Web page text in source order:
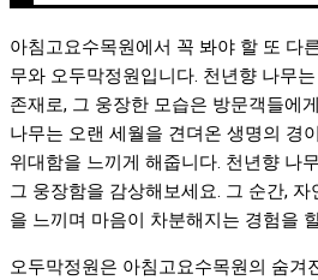
아침고요수목원에서 꼭 봐야 할 또 다
무와 오두막정원입니다. 천년향 나무
존재로, 그 웅장한 모습은 방문객들에
나무는 오랜 세월을 견뎌온 생명의 경
위대함을 느끼게 해줍니다. 천년향 나
그 웅장함을 감상해보세요. 그 순간,
을 느끼며 마음이 차분해지는 경험을
오두막정원은 아침고요수목원의 숨겨